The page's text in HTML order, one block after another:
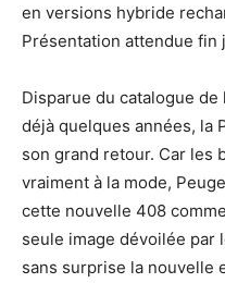
en versions hybride
Présentation attendue fin
Disparue du catalogue
déjà quelques années, la
son grand retour. Car les
vraiment à la mode,
cette nouvelle 408
seule image dévoilée par
sans surprise la nouvelle